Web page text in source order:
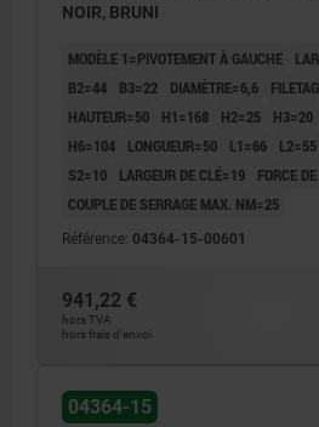
1) Course de pivotement
3) Pivotant à gauche
NOIR, BRUNI
MODÈLE 1=PIVOTEMENT À GAUCHE
B2=44
B3=22 DIAMÈTRE=6,6
HAUTEUR=50
H1=168 H2=25 H3=20
H6=104
LONGUEUR=50 L1=66 L2=55
S2=10
LARGEUR DE CLÉ=19
FORCE
COUPLE DE SERRAGE MAX. NM=25
Référence: 04364-15-00601
941,22 €
hors TVA
hors frais d’envoi
04364-15